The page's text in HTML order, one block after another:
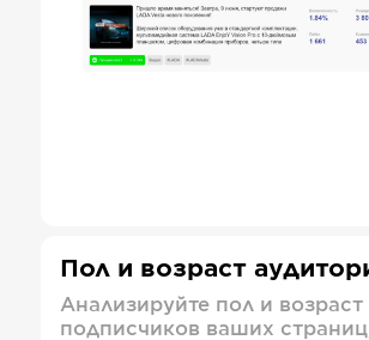
Пол и возраст
Анализируйте пол и возраст
подписчиков ваших